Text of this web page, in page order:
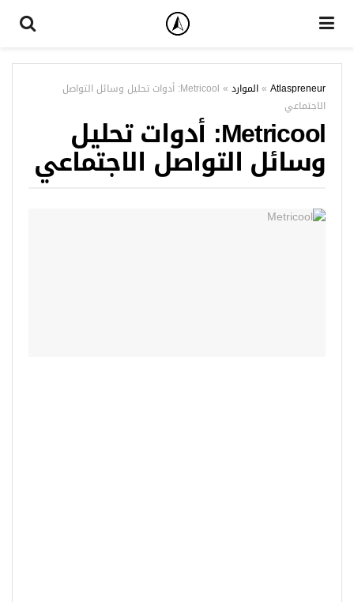
Atlaspreneur
»الموارد »
Metricool: أدوات تحليل وسائل التواصل
الاجتماعي
Metricool: أدوات تحليل
وسائل التواصل الاجتماعي